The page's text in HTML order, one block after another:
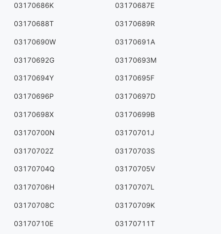
03170686K 03170687E
03170688T 03170689R
03170690W 03170691A
03170692G 03170693M
03170694Y 03170695F
03170696P 03170697D
03170698X 03170699B
03170700N 03170701J
03170702Z 03170703S
03170704Q 03170705V
03170706H 03170707L
03170708C 03170709K
03170710E 03170711T